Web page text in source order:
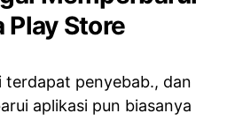
Store
terdapat penyebab., dan
aplikasi pun biasanya